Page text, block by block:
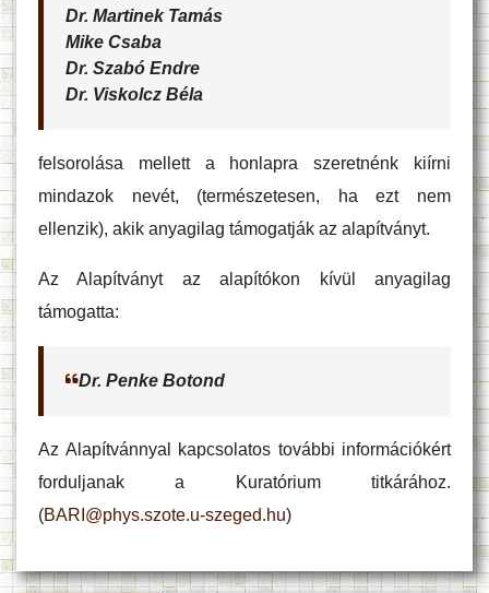
Dr. Martinek Tamás
Mike Csaba
Dr. Szabó Endre
Dr. Viskolcz Béla
felsorolása mellett a honlapra szeretnénk kiírni
mindazok nevét, (természetesen, ha ezt nem
ellenzik), akik anyagilag támogatják az alapítványt.
Az Alapítványt az alapítókon kívül anyagilag
támogatta:
Dr. Penke Botond
Az Alapítvánnyal kapcsolatos további információkért
forduljanak a Kuratórium titkárához.
(BARI@phys.szote.u-szeged.hu)